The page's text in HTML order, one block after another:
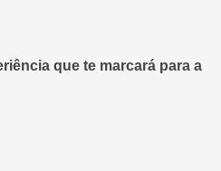
que te marcará para a